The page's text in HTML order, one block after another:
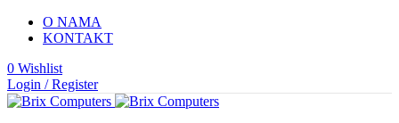
O NAMA
KONTAKT
0 Wishlist
Login / Register